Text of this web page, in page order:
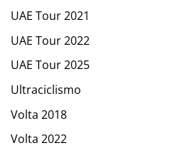
UAE Tour 2021
UAE Tour 2022
UAE Tour 2025
Ultraciclismo
Volta 2018
Volta 2022